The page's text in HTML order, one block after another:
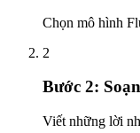
Chọn mô hình
2
Bước 2:
Viết những lời